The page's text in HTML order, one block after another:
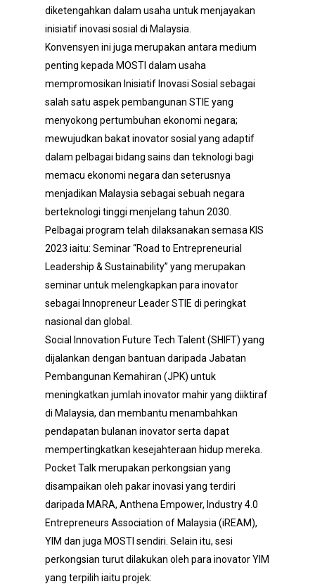
diketengahkan dalam usaha untuk menjayakan
inisiatif inovasi sosial di Malaysia.
Konvensyen ini juga merupakan antara medium
penting kepada MOSTI dalam usaha
mempromosikan Inisiatif Inovasi Sosial sebagai
salah satu aspek pembangunan STIE yang
menyokong pertumbuhan ekonomi negara;
mewujudkan bakat inovator sosial yang adaptif
dalam pelbagai bidang sains dan teknologi bagi
memacu ekonomi negara dan seterusnya
menjadikan Malaysia sebagai sebuah negara
berteknologi tinggi menjelang tahun 2030.
Pelbagai program telah dilaksanakan semasa KIS
2023 iaitu: Seminar “Road to Entrepreneurial
Leadership & Sustainability” yang merupakan
seminar untuk melengkapkan para inovator
sebagai Innopreneur Leader STIE di peringkat
nasional dan global.
Social Innovation Future Tech Talent (SHIFT) yang
dijalankan dengan bantuan daripada Jabatan
Pembangunan Kemahiran (JPK) untuk
meningkatkan jumlah inovator mahir yang diiktiraf
di Malaysia, dan membantu menambahkan
pendapatan bulanan inovator serta dapat
mempertingkatkan kesejahteraan hidup mereka.
Pocket Talk merupakan perkongsian yang
disampaikan oleh pakar inovasi yang terdiri
daripada MARA, Anthena Empower, Industry 4.0
Entrepreneurs Association of Malaysia (iREAM),
YIM dan juga MOSTI sendiri. Selain itu, sesi
perkongsian turut dilakukan oleh para inovator YIM
yang terpilih iaitu projek: